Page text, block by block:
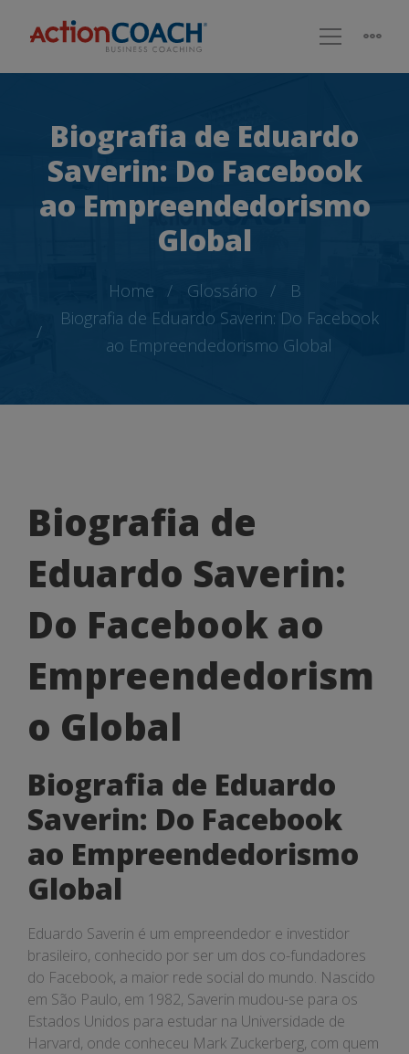
Biografia de Eduardo
Saverin: Do Facebook
ao Empreendedorismo
Global
Home Glossário
B
Biografia de Eduardo Saverin: Do Facebook
ao Empreendedorismo Global
Biografia
de
Eduardo
Saverin:
Do
Facebook
ao
Global
Biografia de
Eduardo Saverin:
Do Facebook ao
Empreendedorism
o Global
Biografia de Eduardo
Saverin: Do Facebook
ao Empreendedorismo
Global
Eduardo Saverin é um empreendedor e investidor
brasileiro, conhecido por ser um dos co-fundadores
do Facebook, a maior rede social do mundo. Nascido
em São Paulo, em 1982, Saverin mudou-se para os
Estados Unidos para estudar na Universidade de
Harvard, onde conheceu Mark Zuckerberg, com quem